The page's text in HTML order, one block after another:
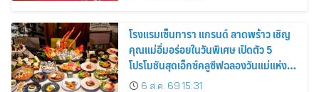
โรงแรมเซ็นทารา แกรนด์ ลาดพร้าว เชิญ
คุณแม่อิ่มอร่อยในวันพิเศษ เปิดตัว 5
โปรโมชันสุดเอ็กซ์คลูซีฟฉลองวันแม่แห่ง
ชาติ6 ส.ค. 69 15:31